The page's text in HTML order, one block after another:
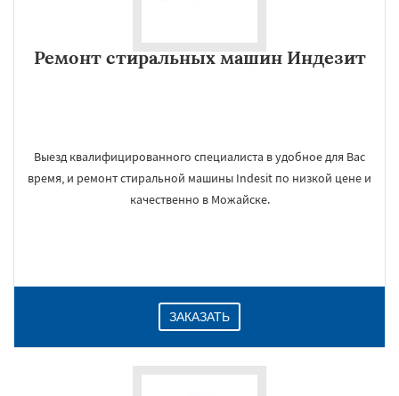
Ремонт стиральных машин Индезит
Выезд квалифицированного специалиста в удобное для Вас
время, и ремонт стиральной машины Indesit по низкой цене и
качественно в Можайске.
ЗАКАЗАТЬ